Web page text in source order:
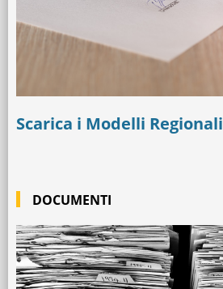
Scarica i Modelli Regionali
DOCUMENTI